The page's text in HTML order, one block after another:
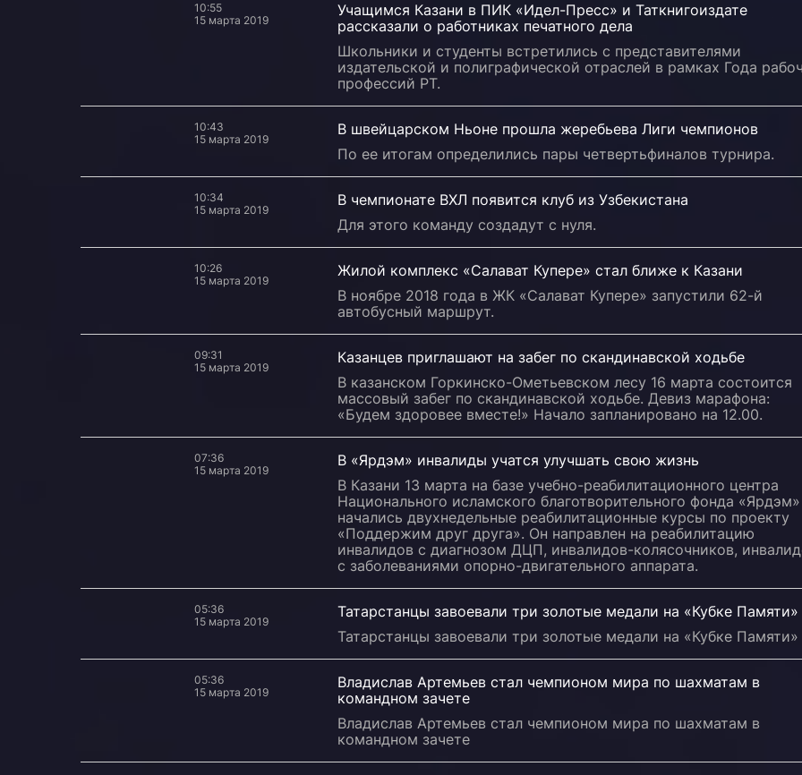
10:55
15 марта 2019
Учащимся Казани в ПИК «Идел-Пресс» и Таткнигоиздате
рассказали о работниках печатного дела
Школьники и студенты встретились с представителями
издательской и полиграфической отраслей в рамках Года
профессий РТ.
10:43
15 марта 2019
В швейцарском Ньоне прошла жеребьева Лиги чемпионов
По ее итогам определились пары четвертьфиналов турнира.
10:34
15 марта 2019
В чемпионате ВХЛ появится клуб из Узбекистана
Для этого команду создадут с нуля.
10:26
15 марта 2019
Жилой комплекс «Салават Купере» стал ближе к Казани
В ноябре 2018 года в ЖК «Салават Купере» запустили 62-й
автобусный маршрут.
09:31
15 марта 2019
Казанцев приглашают на забег по скандинавской ходьбе
В казанском Горкинско-Ометьевском лесу 16 марта состоится
массовый забег по скандинавской ходьбе. Девиз марафона:
«Будем здоровее вместе!» Начало запланировано на 12.00.
07:36
15 марта 2019
В «Ярдэм» инвалиды учатся улучшать свою жизнь
В Казани 13 марта на базе учебно-реабилитационного центра
Национального исламского благотворительного фонда «Ярдэм»
начались двухнедельные реабилитационные курсы по проекту
«Поддержим друг друга». Он направлен на реабилитацию
инвалидов с диагнозом ДЦП, инвалидов-колясочников,
с заболеваниями опорно-двигательного аппарата.
05:36
15 марта 2019
Татарстанцы завоевали три золотые медали на «Кубке Памяти»
Татарстанцы завоевали три золотые медали на «Кубке Памяти»
05:36
15 марта 2019
Владислав Артемьев стал чемпионом мира по шахматам в
командном зачете
Владислав Артемьев стал чемпионом мира по шахматам в
командном зачете